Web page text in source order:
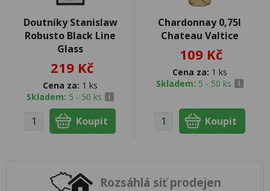
Doutníky Stanislaw
Robusto Black Line
Glass
219 Kč
Cena za: 1 ks
Skladem: 5 - 50 ks
Chardonnay 0,75l
Chateau Valtice
109 Kč
Cena za: 1 ks
Skladem: 5 - 50 ks
Rozsáhlá síť prodejen